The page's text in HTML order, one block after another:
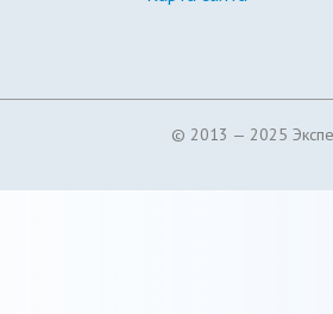
© 2013 — 2025